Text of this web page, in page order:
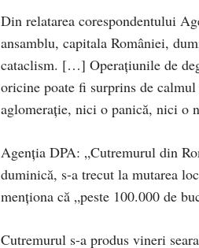
Din relatarea corespondentului
ansamblu, capitala României,
cataclism. […] Operaţiunile de
oricine poate fi surprins de
aglomeraţie, nici o panică, nici o
Agenţia DPA: „Cutremurul din
duminică, s-a trecut la mutarea
menţiona că „peste 100.000 de
Cutremurul s-a produs vineri